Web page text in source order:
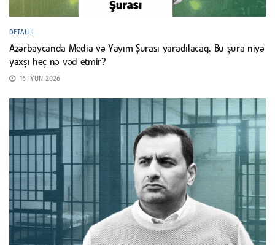
DETALLI
Azərbaycanda Media və Yayım Şurası yaradılacaq. Bu şura niyə
yaxşı heç nə vəd etmir?
16 İYUN 2026